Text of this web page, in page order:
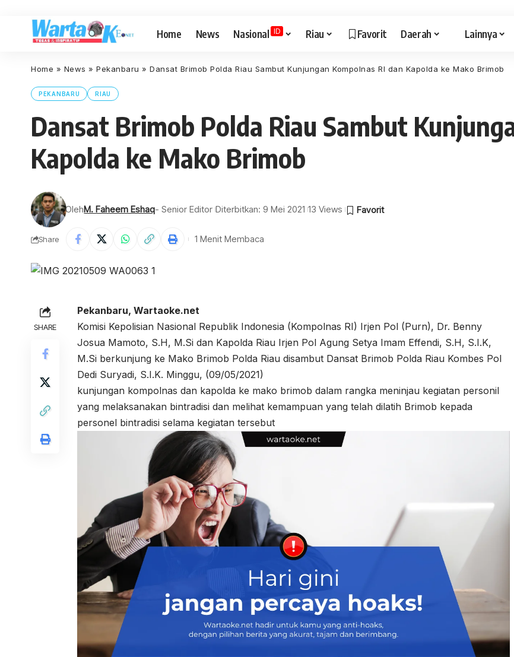
Home News Nasional ID Riau Favorit Daerah Lainnya
Home » News » Pekanbaru » Dansat Brimob Polda Riau Sambut Kunjungan Kompolnas RI dan Kapolda ke Mako Brimob
PEKANBARU RIAU
Dansat Brimob Polda Riau Sambut
Kapolda ke Mako Brimob
OlehM. Faheem Eshaq- Senior Editor Diterbitkan: 9 Mei 2021 13 Views
Share 1 Menit Membaca
SHARE
Pekanbaru, Wartaoke.net
Komisi Kepolisian Nasional Republik Indonesia (Kompolnas RI) Irjen Pol (Purn), Dr. Benny
Josua Mamoto, S.H, M.Si dan Kapolda Riau Irjen Pol Agung Setya Imam Effendi, S.H, S.I.K,
M.Si berkunjung ke Mako Brimob Polda Riau disambut Dansat Brimob Polda Riau Kombes Pol
Dedi Suryadi, S.I.K. Minggu, (09/05/2021)
kunjungan kompolnas dan kapolda ke mako brimob dalam rangka meninjau kegiatan personil
yang melaksanakan bintradisi dan melihat kemampuan yang telah dilatih Brimob kepada
personel bintradisi selama kegiatan tersebut